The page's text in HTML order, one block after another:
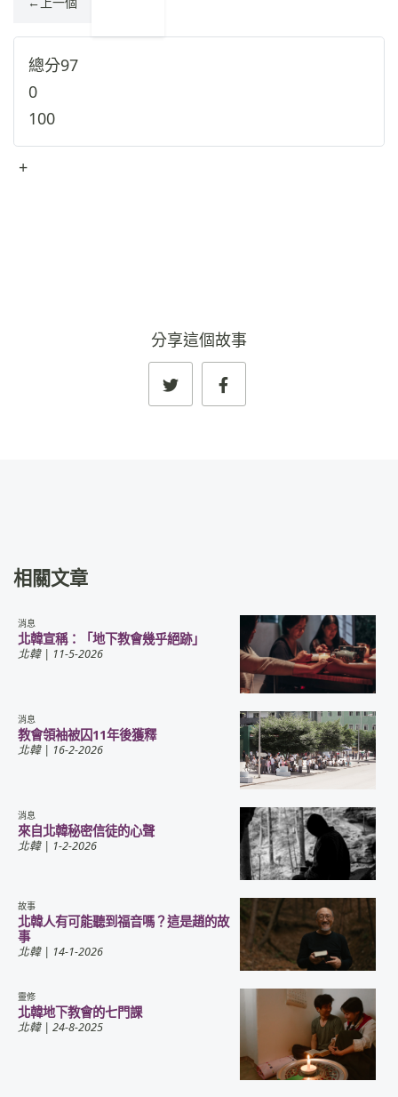
總分97
0
100
+
分享這個故事
相關文章
消息
北韓宣稱：「地下教會幾乎絕跡」
北韓| 11-5-2026
消息
教會領袖被囚11年後獲釋
北韓| 16-2-2026
消息
來自北韓秘密信徒的心聲
北韓| 1-2-2026
故事
北韓人有可能聽到福音嗎？這是趙的故
事
北韓| 14-1-2026
靈修
北韓地下教會的七門課
北韓| 24-8-2025